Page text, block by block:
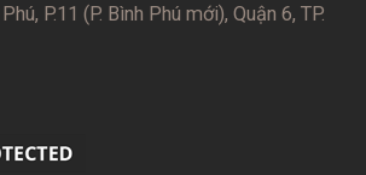
P.11 (P. Bình Phú mới), Quận 6, TP.